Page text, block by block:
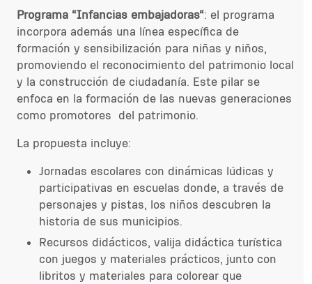
Programa “Infancias embajadoras“: el programa
incorpora además una línea específica de
formación y sensibilización para niñas y niños,
promoviendo el reconocimiento del patrimonio local
y la construcción de ciudadanía. Este pilar se
enfoca en la formación de las nuevas generaciones
como promotores del patrimonio.
La propuesta incluye:
Jornadas escolares con dinámicas lúdicas y
participativas en escuelas donde, a través de
personajes y pistas, los niños descubren la
historia de sus municipios.
Recursos didácticos, valija didáctica turística
con juegos y materiales prácticos, junto con
libritos y materiales para colorear que